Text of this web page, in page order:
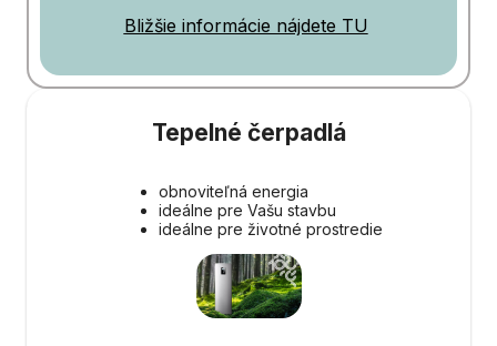
Bližšie informácie nájdete TU
Tepelné čerpadlá
obnoviteľná energia
ideálne pre Vašu stavbu
ideálne pre životné prostredie